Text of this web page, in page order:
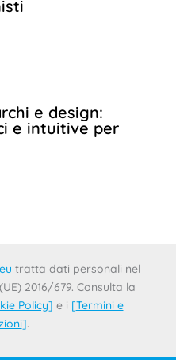
e design:
e intuitive per
tratta dati personali nel
2016/679. Consulta la
Policy] e i [Termini e
].